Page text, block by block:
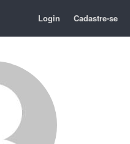
Login Cadastre-se